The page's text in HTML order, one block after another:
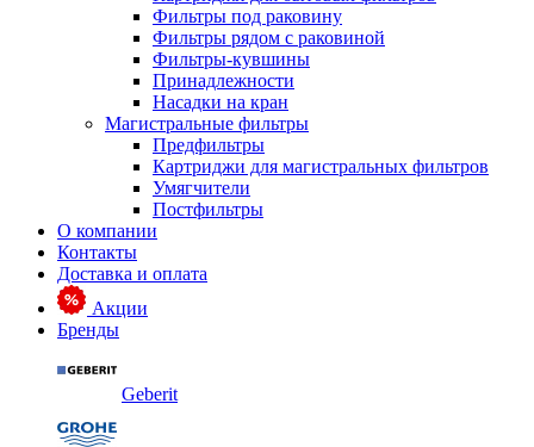
Фильтры под раковину
Фильтры рядом с раковиной
Фильтры-кувшины
Принадлежности
Насадки на кран
Магистральные фильтры
Предфильтры
Картриджи для магистральных фильтров
Умягчители
Постфильтры
О компании
Контакты
Доставка и оплата
Акции
Бренды
Geberit